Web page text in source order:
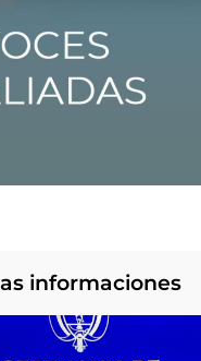
informaciones